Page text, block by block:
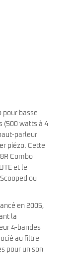
pour basse
(500 watts à 4
parleur
piézo. Cette
Combo
et le
ou
en 2005,
la
4-bandes
au filtre
pour un son